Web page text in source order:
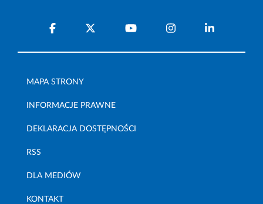
MAPA STRONY
INFORMACJE PRAWNE
DEKLARACJA DOSTĘPNOŚCI
RSS
DLA MEDIÓW
KONTAKT